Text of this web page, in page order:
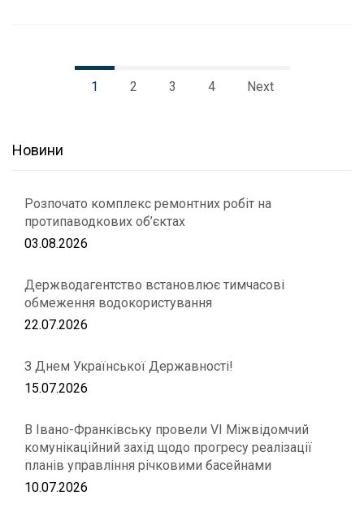
1 2 3 4 Next
Новини
Розпочато комплекс ремонтних робіт на
протипаводкових об’єктах
03.08.2026
Держводагентство встановлює тимчасові
обмеження водокористування
22.07.2026
З Днем Української Державності!
15.07.2026
В Івано-Франківську провели VІ Міжвідомчий
комунікаційний захід щодо прогресу реалізації
планів управління річковими басейнами
10.07.2026